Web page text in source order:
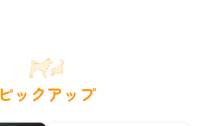
ピックアップ